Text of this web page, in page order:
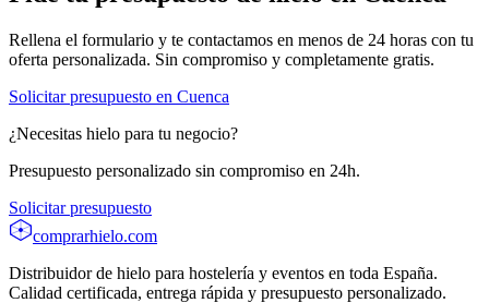
Rellena el formulario y te contactamos en menos de 24 horas con tu
oferta personalizada. Sin compromiso y completamente gratis.
Solicitar presupuesto en Cuenca
¿Necesitas hielo para tu negocio?
Presupuesto personalizado sin compromiso en 24h.
Solicitar presupuesto
comprarhielo.com
Distribuidor de hielo para hostelería y eventos en toda España.
Calidad certificada, entrega rápida y presupuesto personalizado.